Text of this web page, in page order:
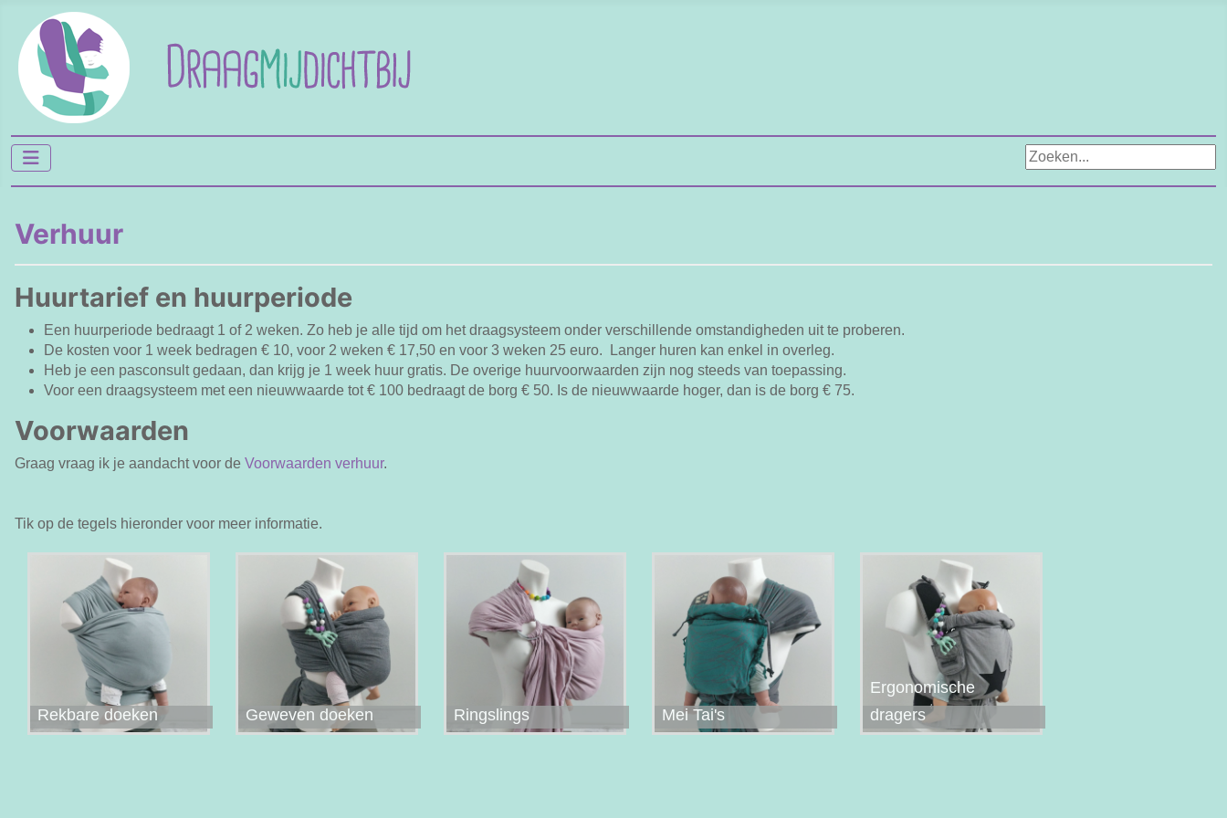
Zoeken...
Verhuur
Huurtarief en huurperiode
Een huurperiode bedraagt 1 of 2 weken. Zo heb je alle tijd om het draagsysteem onder verschillende omstandigheden uit te proberen.
De kosten voor 1 week bedragen € 10, voor 2 weken € 17,50 en voor 3 weken 25 euro. Langer huren kan enkel in overleg.
Heb je een pasconsult gedaan, dan krijg je 1 week huur gratis. De overige huurvoorwaarden zijn nog steeds van toepassing.
Voor een draagsysteem met een nieuwwaarde tot € 100 bedraagt de borg € 50. Is de nieuwwaarde hoger, dan is de borg € 75.
Voorwaarden
Graag vraag ik je aandacht voor de Voorwaarden verhuur.
Tik op de tegels hieronder voor meer informatie.
Rekbare doeken Geweven doeken Ringslings Mei Tai's
Ergonomische
dragers